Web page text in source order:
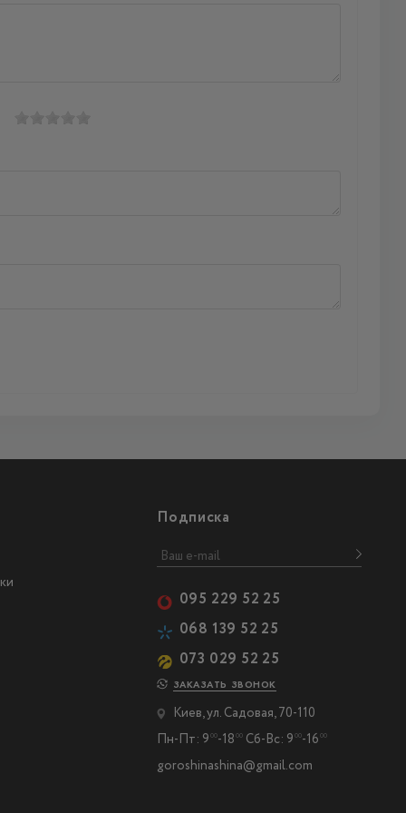
Подписка
095 229 52 25
068 139 52 25
073 029 52 25
ЗАКАЗАТЬ ЗВОНОК
Киев, ул. Садовая, 70-110
Пн-Пт: 9 00-18 00Сб-Вс: 9 00-16 00
goroshinashina@gmail.com